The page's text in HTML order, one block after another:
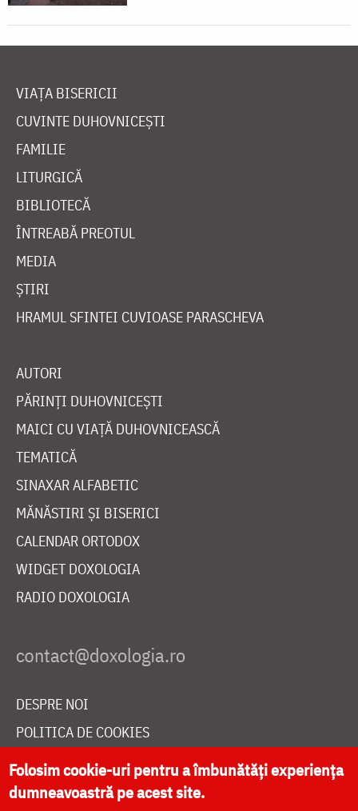
VIAȚA BISERICII
CUVINTE DUHOVNICEȘTI
FAMILIE
LITURGICĂ
BIBLIOTECĂ
ÎNTREABĂ PREOTUL
MEDIA
ȘTIRI
HRAMUL SFINTEI CUVIOASE PARASCHEVA
AUTORI
PĂRINȚI DUHOVNICEȘTI
MAICI CU VIAȚĂ DUHOVNICEASCĂ
TEMATICĂ
SINAXAR ALFABETIC
MĂNĂSTIRI ȘI BISERICI
CALENDAR ORTODOX
WIDGET DOXOLOGIA
RADIO DOXOLOGIA
DESPRE NOI
POLITICA DE COOKIES
DONEAZĂ ONLINE PENTRU CATEDRALA NAȚIONALĂ
Folosim cookie-uri pentru a îmbunătăți experiența
dumneavoastră pe acest site.